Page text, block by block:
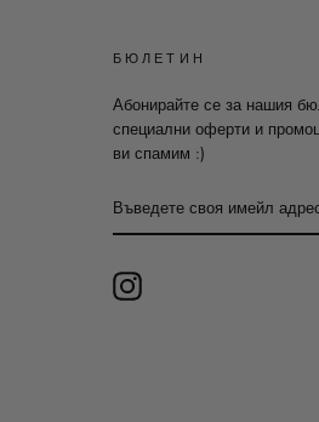
БЮЛЕТИН
Абонирайте се за нашия
специални оферти и
ви спамим :)
СВОЯ
Instagram